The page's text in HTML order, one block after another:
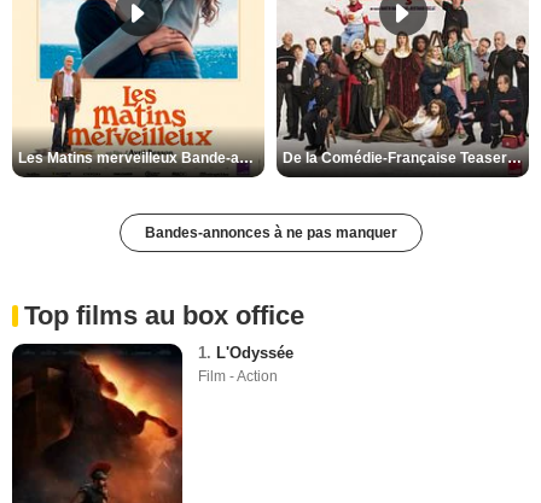
Les Matins merveilleux Bande-annonce VF De la Comédie-Française Teaser VF
Bandes-annonces à ne pas manquer
Top films au box office
1. L'Odyssée
Film - Action